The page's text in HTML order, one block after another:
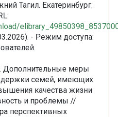
Тагил. Екатеринбург.
- Режим доступа:
Дополнительные меры
семей, имеющих
качества жизни
и проблемы //
перспективных